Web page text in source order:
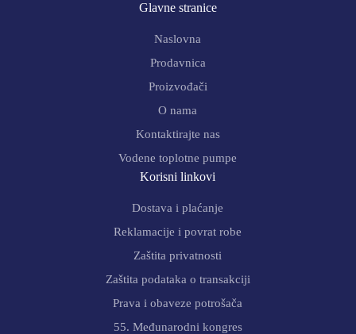
Glavne stranice
Naslovna
Prodavnica
Proizvođači
O nama
Kontaktirajte nas
Vodene toplotne pumpe
Korisni linkovi
Dostava i plaćanje
Reklamacije i povrat robe
Zaštita privatnosti
Zaštita podataka o transakciji
Prava i obaveze potrošača
55. Međunarodni kongres